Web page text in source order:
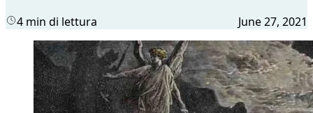
4 min di lettura June 27, 2021